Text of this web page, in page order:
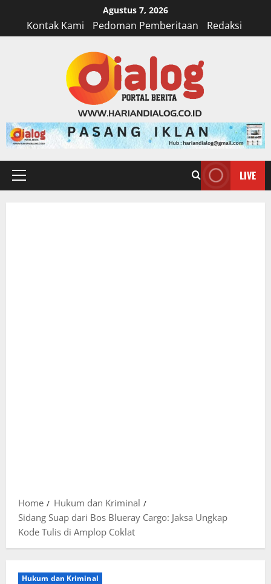
content
Agustus 7, 2026
Kontak Kami Pedoman Pemberitaan Redaksi
Primary
LIVE
Home
Hukum dan Kriminal
Sidang Suap dari Bos Blueray Cargo: Jaksa Ungkap
Kode Tulis di Amplop Coklat
Hukum dan Kriminal